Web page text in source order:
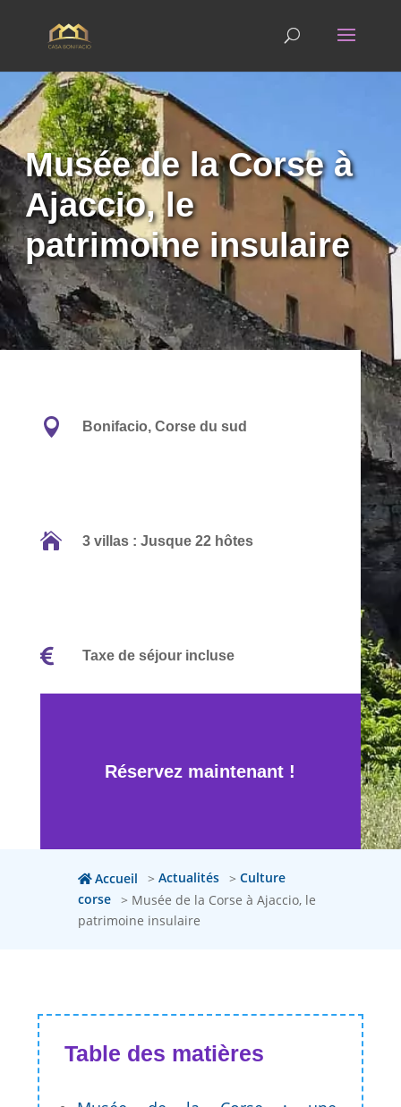
Musée de la Corse à
Ajaccio, le
patrimoine insulaire
 Bonifacio, Corse du sud
 3 villas : Jusque 22 hôtes
 Taxe de séjour incluse
Réservez maintenant !
Accueil > Actualités > Culture
corse > Musée de la Corse à Ajaccio, le
patrimoine insulaire
Table des matières